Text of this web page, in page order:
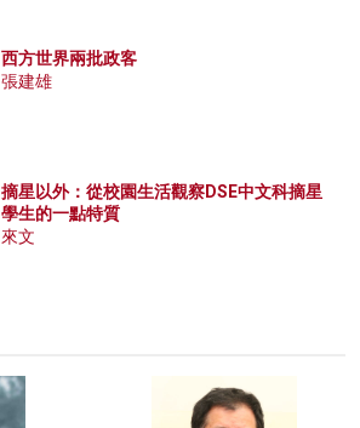
西方世界兩批政客
張建雄
摘星以外：從校園生活觀察DSE中文科摘星
學生的一點特質
來文